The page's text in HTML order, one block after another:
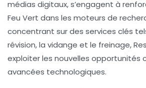
médias digitaux, s’engagent à
Feu Vert dans les moteurs de
concentrant sur des services clés
révision, la vidange et le freinage,
exploiter les nouvelles opportunités
avancées technologiques.